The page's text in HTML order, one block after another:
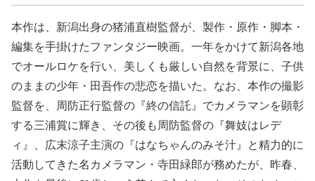
本作は、新潟出身の猪浦直樹監督が、製作・原作・脚本・
編集を手掛けたファンタジー映画。一年をかけて新潟各地
でオールロケを行い、美しくも厳しい自然を背景に、子供
のままの少年・田吾作の悲恋を描いた。なお、本作の撮影
監督を、周防正行監督の『終の信託』でカメラマンを顕彰
する三浦賞に輝き、その後も周防監督の『舞妓はレデ
ィ』、広末涼子主演の『はなちゃんのみそ汁』と精力的に
活動してきた名カメラマン・寺田緑郎が務めたが、昨春、